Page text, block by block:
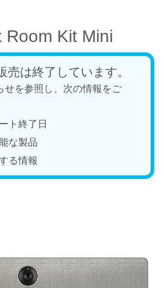
Room Kit Mini
売は終了しています。
せを参照し、次の情報をご
ト終了日
な製品
る情報